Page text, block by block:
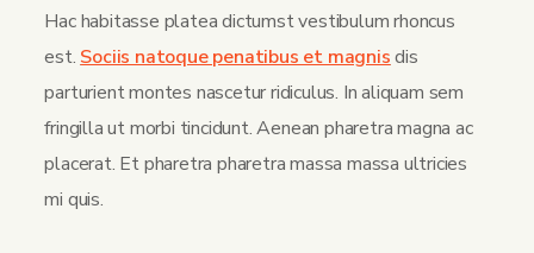
Hac habitasse platea dictumst vestibulum rhoncus
est. Sociis natoque penatibus et magnisdis
parturient montes nascetur ridiculus. In aliquam sem
fringilla ut morbi tincidunt. Aenean pharetra magna ac
placerat. Et pharetra pharetra massa massa ultricies
mi quis.